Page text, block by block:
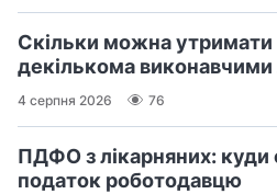
Скільки можна утримати
декількома
4 серпня 2026 76
ПДФО з лікарняних: куди
податок роботодавцю